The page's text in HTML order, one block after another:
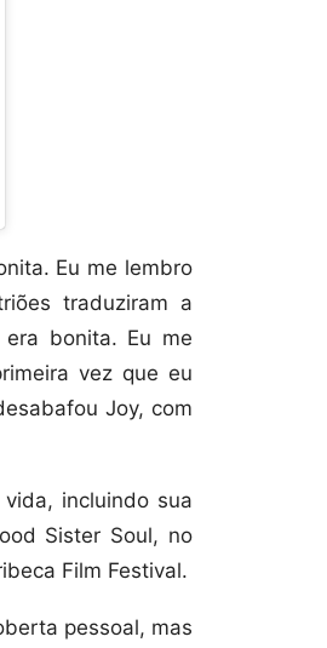
Eu me lembro
traduziram a
bonita. Eu me
vez que eu
Joy, com
incluindo sua
Sister Soul, no
Film Festival.
pessoal, mas